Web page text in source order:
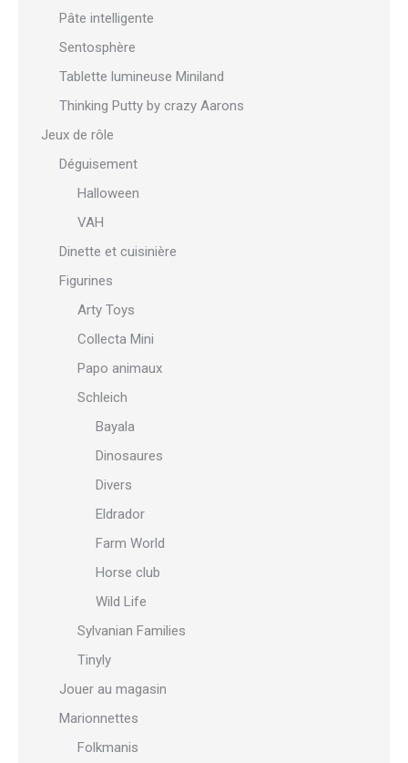
Pâte intelligente
Sentosphère
Tablette lumineuse Miniland
Thinking Putty by crazy Aarons
Jeux de rôle
Déguisement
Halloween
VAH
Dinette et cuisinière
Figurines
Arty Toys
Collecta Mini
Papo animaux
Schleich
Bayala
Dinosaures
Divers
Eldrador
Farm World
Horse club
Wild Life
Sylvanian Families
Tinyly
Jouer au magasin
Marionnettes
Folkmanis